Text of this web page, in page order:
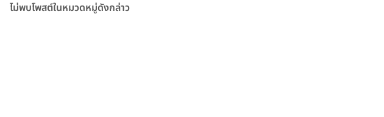
ไม่พบโพสต์ในหมวดหมู่ดังกล่าว